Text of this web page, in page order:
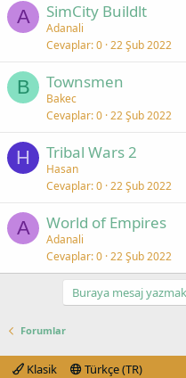
A SimCity Buildlt
Adanali
Cevaplar 0 22 Şub 2022
B Townsmen
Bakec
Cevaplar 0 22 Şub 2022
H Tribal Wars 2
Hasan
Cevaplar 0 22 Şub 2022
A World of Empires
Adanali
Cevaplar 0 22 Şub 2022
Buraya mesaj
Forumlar
Klasik
Türkçe (TR)